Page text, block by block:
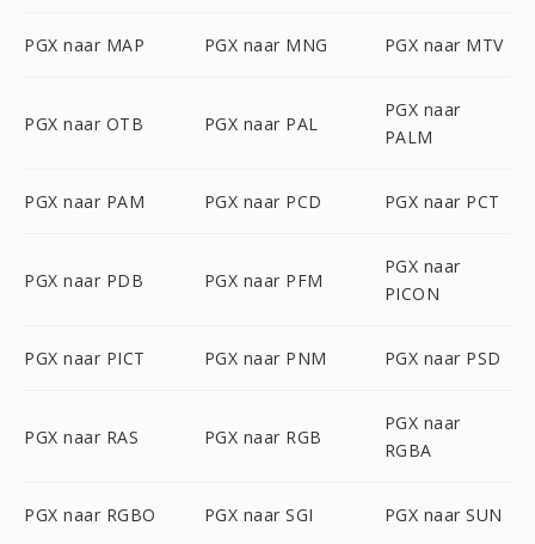
PGX naar MAP PGX naar MNG PGX naar MTV
PGX naar OTB PGX naar PAL
PGX naar
PALM
PGX naar PAM PGX naar PCD PGX naar PCT
PGX naar PDB PGX naar PFM
PGX naar
PICON
PGX naar PICT PGX naar PNM PGX naar PSD
PGX naar RAS PGX naar RGB
PGX naar
RGBA
PGX naar RGBO PGX naar SGI PGX naar SUN